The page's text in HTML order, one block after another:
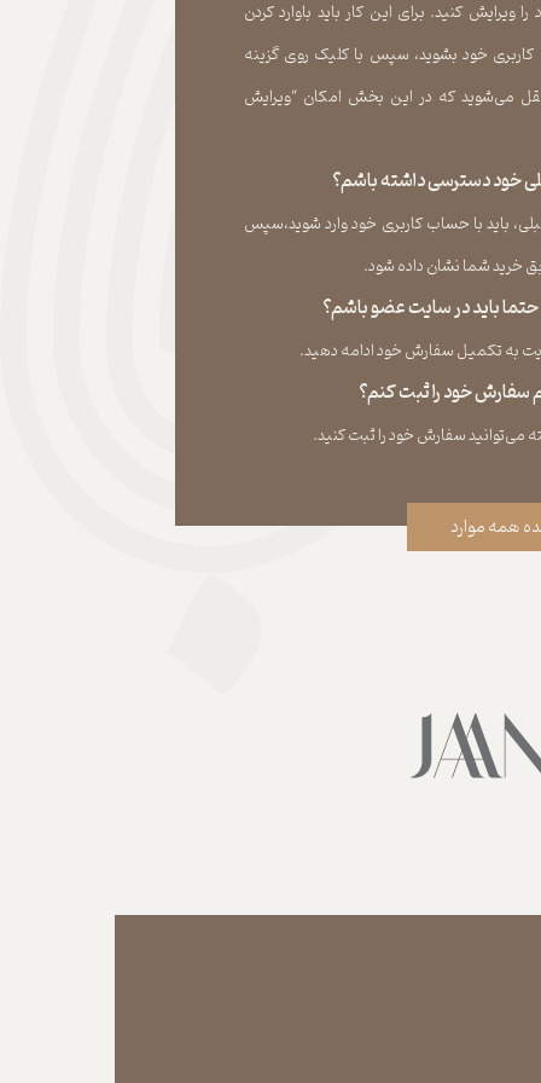
کنید. برای این کار باید باوارد کردن
خود بشوید، سپس با کلیک روی گزینه
می‏‌شوید که در این بخش امکان “ویرایش
خود دسترسی داشته باشم؟
باید با حساب کاربری خود وارد شوید،سپس
خرید شما نشان داده ‏شود.​​​​​​​
حتما باید در سایت عضو باشم؟
به تکمیل سفارش خود ادامه دهید.​​​​​​​
سفارش خود را ثبت کنم؟
همه موارد